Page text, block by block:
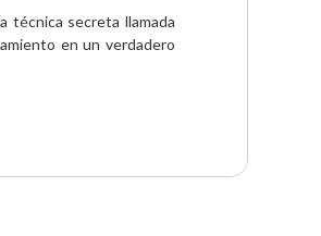
técnica secreta llamada
en un verdadero